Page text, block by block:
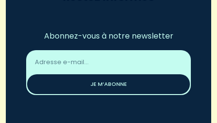
Abonnez-vous à notre newsletter
Adresse
email
JE M’ABONNE